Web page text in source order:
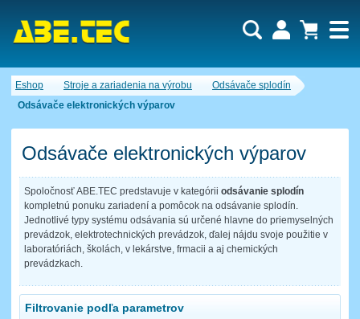
Eshop Stroje a zariadenia na výrobu
Odsávače splodín
Odsávače elektronických výparov
Odsávače elektronických výparov
Spoločnosť ABE.TEC predstavuje v kategórii odsávanie splodín
kompletnú ponuku zariadení a pomôcok na odsávanie splodín.
Jednotlivé typy systému odsávania sú určené hlavne do priemyselných
prevádzok, elektrotechnických prevádzok, ďalej nájdu svoje použitie v
laboratóriách, školách, v lekárstve, frmacii a aj chemických
prevádzkach.
Filtrovanie podľa parametrov
Dopytový košík je prázdny!
Počet produktov:0